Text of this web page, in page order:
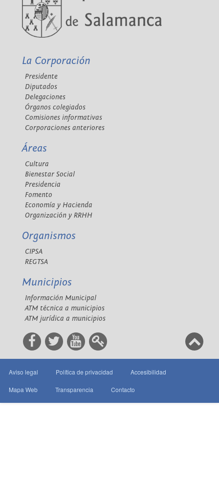
La Corporación
Presidente
Diputados
Delegaciones
Órganos colegiados
Comisiones informativas
Corporaciones anteriores
Áreas
Cultura
Bienestar Social
Presidencia
Fomento
Economía y Hacienda
Organización y RRHH
Organismos
CIPSA
REGTSA
Municipios
Información Municipal
ATM técnica a municipios
ATM jurídica a municipios
Aviso legal Política de privacidad Accesibilidad
Mapa Web Transparencia Contacto